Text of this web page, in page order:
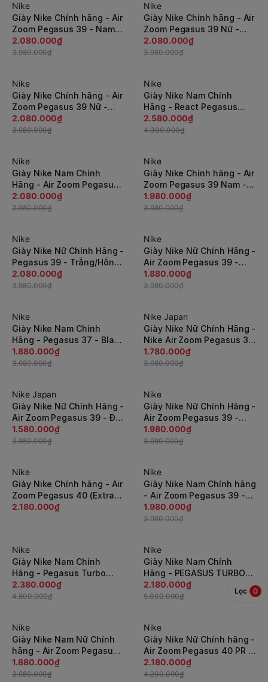
Lọc 0
-48%
Nike
Giày Nike Chính hãng - Air
Zoom Pegasus 39 - Nam -
Đen | JapanSport DH4071-
001
2.080.000₫
3.980.000₫
-48%
Nike
Giày Nike Chính hãng - Air
Zoom Pegasus 39 Nữ -
Trắng xám | JapanSport
DH4072-501
2.080.000₫
3.980.000₫
-48%
Nike
Giày Nike Chính hãng - Air
Zoom Pegasus 39 Nữ -
Tím | JapanSport
DH4072-500
2.080.000₫
3.980.000₫
-40%
Nike
Giày Nike Nam Chính
Hãng - React Pegasus
Trail 4 - Đen | JapanSport
DJ6158-003
2.580.000₫
4.300.000₫
-48%
Nike
Giày Nike Nam Chính
Hãng - Air Zoom Pegasus
39 Wide - Đen |
JapanSport DM0174-001
2.080.000₫
3.980.000₫
-51%
Nike
Giày Nike Chính hãng - Air
Zoom Pegasus 39 Nam -
Trắng | JapanSport
DH4071-009
1.980.000₫
3.980.000₫
-48%
Nike
Giày Nike Nữ Chính Hãng -
Pegasus 39 - Trắng/Hồng
| JapanSport DH4072-104
2.080.000₫
3.980.000₫
-53%
Nike
Giày Nike Nữ Chính Hãng -
Air Zoom Pegasus 39 -
Đen | JapanSport
DM0173-001
1.880.000₫
3.980.000₫
-53%
Nike
Giày Nike Nam Chính
Hãng - Pegasus 37 - Black
Olive | JapanSport -
BQ9646-004
1.880.000₫
3.980.000₫
-56%
Nike Japan
Giày Nike Nữ Chính Hãng -
Nike Air Zoom Pegasus 37
- Trắng | JapanSport
BQ9647-101
1.780.000₫
3.980.000₫
-61%
Nike Japan
Giày Nike Nữ Chính Hãng -
Air Zoom Pegasus 39 - Đỏ
| JapanSport DH4072-600
1.580.000₫
3.980.000₫
-51%
Nike
Giày Nike Nữ Chính Hãng -
Air Zoom Pegasus 39 -
Hồng/Đen | JapanSport
DM4015-600
1.980.000₫
3.980.000₫
Nike
Giày Nike Chính hãng - Air
Zoom Pegasus 40 (Extra
Wide) - Nam - Đen |
2.180.000₫
-51%
Nike
Giày Nike Nam Chính hãng
- Air Zoom Pegasus 39 -
Xanh | JapanSport
DZ4776-343
1.980.000₫
3.980.000₫
-51%
Nike
Giày Nike Nam Chính
Hãng - Pegasus Turbo
Next Nature 'Polka Dots' -
Xanh | JapanSport
2.380.000₫
4.800.000₫
-57%
Nike
Giày Nike Nam Chính
Hãng - PEGASUS TURBO
NEXT NATURE - Xanh |
JapanSport FD0717-400
2.180.000₫
5.000.000₫
-53%
Nike
Giày Nike Nam Nữ Chính
hãng - Air Zoom Pegasus
38 - Xám | JapanSport
DJ0848-001
1.880.000₫
3.980.000₫
-49%
Nike
Giày Nike Nữ Chính hãng -
Air Zoom Pegasus 40 PR -
Trắng | JapanSport
FB8866-100
2.180.000₫
4.200.000₫